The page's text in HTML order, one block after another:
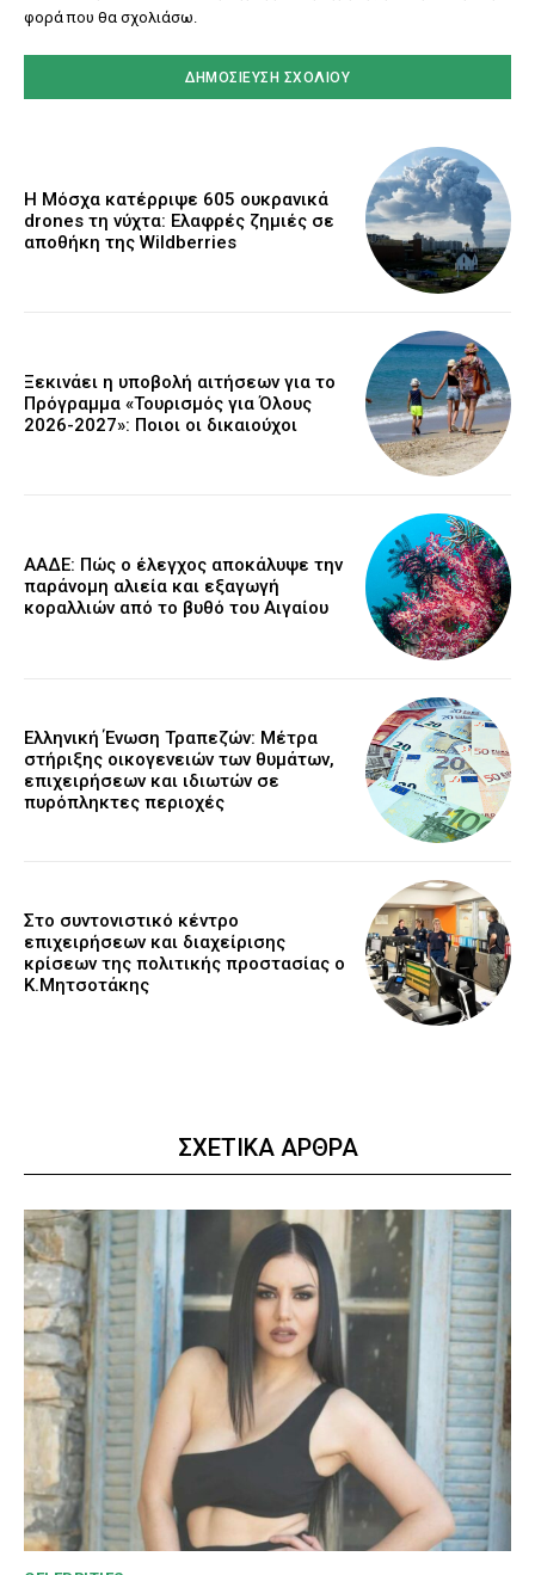
φορά που θα σχολιάσω.
Η Μόσχα κατέρριψε 605 ουκρανικά
drones τη νύχτα: Ελαφρές ζημιές σε
αποθήκη της Wildberries
Ξεκινάει η υποβολή αιτήσεων για το
Πρόγραμμα «Τουρισμός για Όλους
2026-2027»: Ποιοι οι δικαιούχοι
ΑΑΔΕ: Πώς ο έλεγχος αποκάλυψε την
παράνομη αλιεία και εξαγωγή
κοραλλιών από το βυθό του Αιγαίου
Ελληνική Ένωση Τραπεζών: Μέτρα
στήριξης οικογενειών των θυμάτων,
επιχειρήσεων και ιδιωτών σε
πυρόπληκτες περιοχές
Στο συντονιστικό κέντρο
επιχειρήσεων και διαχείρισης
κρίσεων της πολιτικής προστασίας ο
Κ.Μητσοτάκης
ΣΧΕΤΙΚΑ ΑΡΘΡΑ